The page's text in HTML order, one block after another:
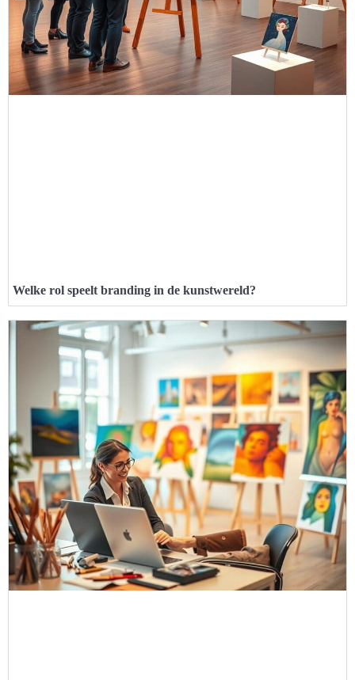
Welke rol speelt branding in de kunstwereld?